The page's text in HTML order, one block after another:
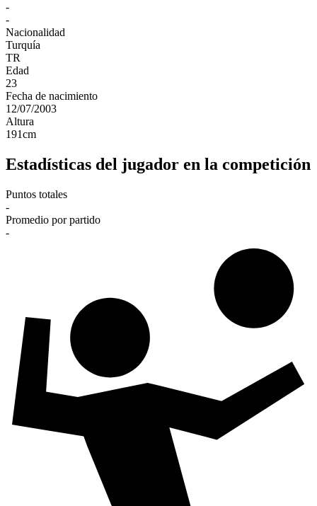
-
-
Nacionalidad
Turquía
TR
Edad
23
Fecha de nacimiento
12/07/2003
Altura
191cm
Estadísticas del jugador en la competición
Puntos totales
-
Promedio por partido
-